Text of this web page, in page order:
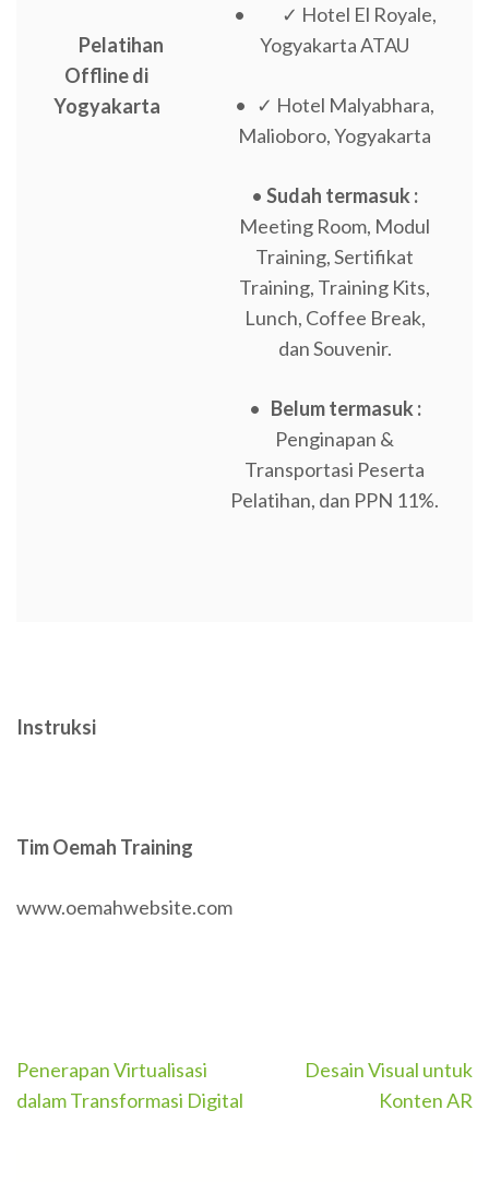
Pelatihan
Offline di
Yogyakarta
• ✓ Hotel El Royale,
Yogyakarta ATAU
• ✓ Hotel Malyabhara,
Malioboro, Yogyakarta
• Sudah termasuk :
Meeting Room, Modul
Training, Sertifikat
Training, Training Kits,
Lunch, Coffee Break,
dan Souvenir.
• Belum termasuk :
Penginapan &
Transportasi Peserta
Pelatihan, dan PPN 11%.
Instruksi
Tim Oemah Training
www.oemahwebsite.com
Post
navigation
Penerapan Virtualisasi
dalam Transformasi Digital
Desain Visual untuk
Konten AR